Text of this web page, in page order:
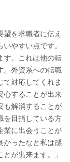
望を求職者に伝え
やすい点です。
す。これは他の転
。外資系への転職
て対応してくれま
心することが出来
も解消することが
を目指している方
業に出会うことが
かったなと私は感
が出来ます。」